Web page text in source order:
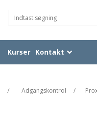
Kurser Kontakt
/ Adgangskontrol /